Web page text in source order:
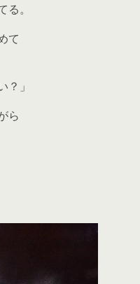
。
て
？」
ら